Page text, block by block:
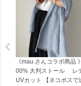
《mau.さんコラボ商品
00% 大判ストール レ
UVカット 【ネコポスで